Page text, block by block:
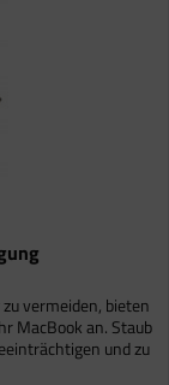
vermeiden, bieten
MacBook an. Staub
und zu